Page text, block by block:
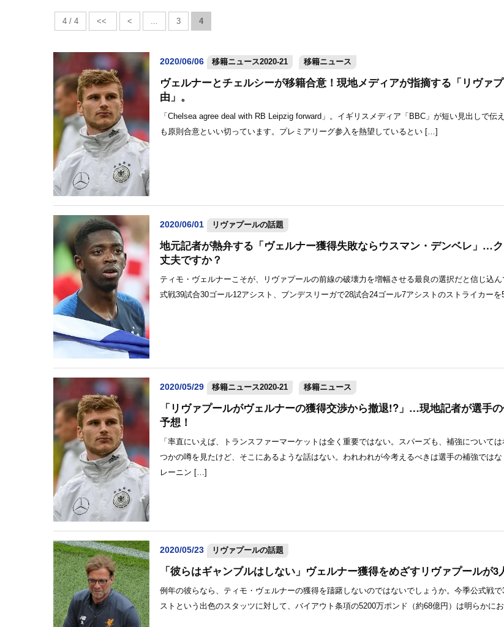
4 / 4 << < ... 3 4
2020/06/06 移籍ニュース2020-21 移籍ニュース
ヴェルナーとチェルシーが移籍合意！現地メディアが指摘する「リヴァ
由」。
「Chelsea agree deal with RB Leipzig forward」。イギリスメディア「BBC」が短い見出しで伝
も原則合意といい切っています。プレミアリーグ参入を熱望しているとい […]
2020/06/01 リヴァプールの話題
地元記者が熱弁する「ヴェルナー獲得失敗ならウスマン・デンベレ」…
丈夫ですか？
ティモ・ヴェルナーこそが、リヴァプールの前線の破壊力を増幅させる最良の選択だと信じ込
式戦39試合30ゴール12アシスト、ブンデスリーガで28試合24ゴール7アシストのストライカー
2020/05/29 移籍ニュース2020-21 移籍ニュース
「リヴァプールがヴェルナーの獲得交渉から撤退!?」…現地記者が選手
予想！
「率直にいえば、トランスファーマーケットは全く重要ではない。スパーズも、補強について
つかの噂を見たけど、そこにあるような話はない。われわれが今考えるべきは選手の補強ではな
レーニン […]
2020/05/23 リヴァプールの話題
「彼らはギャンブルはしない」ヴェルナー獲得をめざすリヴァプールが3
例年の彼らなら、ティモ・ヴェルナーの獲得を躊躇しないのではないでしょうか。今季公式戦
ストという出色のスタッツに対して、バイアウト条項の5200万ポンド（約68億円）は明らかに